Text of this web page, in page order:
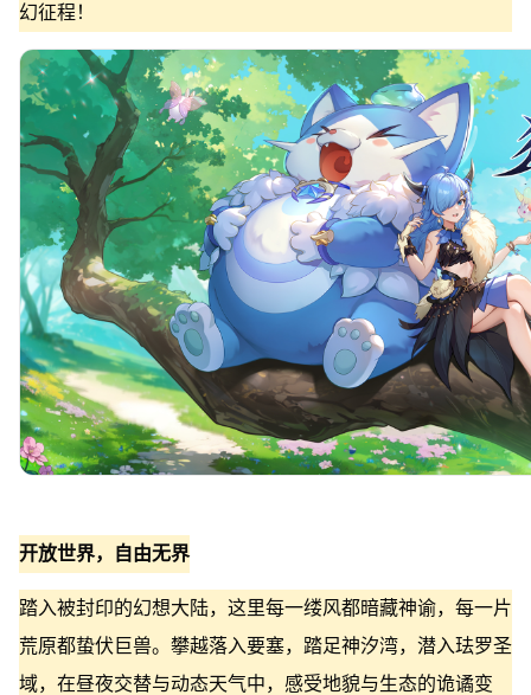
幻征程！
开放世界，自由无界
踏入被封印的幻想大陆，这里每一缕风都暗藏神谕，每一片
荒原都蛰伏巨兽。攀越落入要塞，踏足神汐湾，潜入珐罗圣
域，在昼夜交替与动态天气中，感受地貌与生态的诡谲变